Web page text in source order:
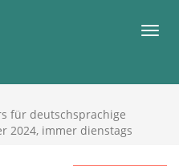
für deutschsprachige
2024, immer dienstags